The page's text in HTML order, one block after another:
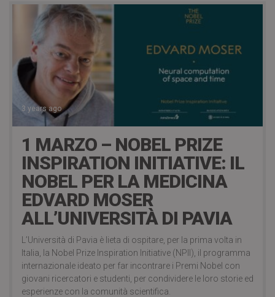
3 years ago
1 MARZO – NOBEL PRIZE
INSPIRATION INITIATIVE: IL
NOBEL PER LA MEDICINA
EDVARD MOSER
ALL’UNIVERSITÀ DI PAVIA
L’Università di Pavia è lieta di ospitare, per la prima volta in
Italia, la Nobel Prize Inspiration Initiative (NPII), il programma
internazionale ideato per far incontrare i Premi Nobel con
giovani ricercatori e studenti, per condividere le loro storie ed
esperienze con la comunità scientifica.